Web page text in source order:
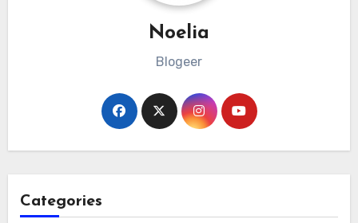
Noelia
Blogeer
Categories